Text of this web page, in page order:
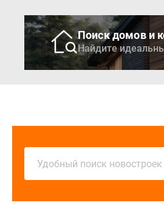
Поиск домов и
Найдите
Удобный поиск новостроек